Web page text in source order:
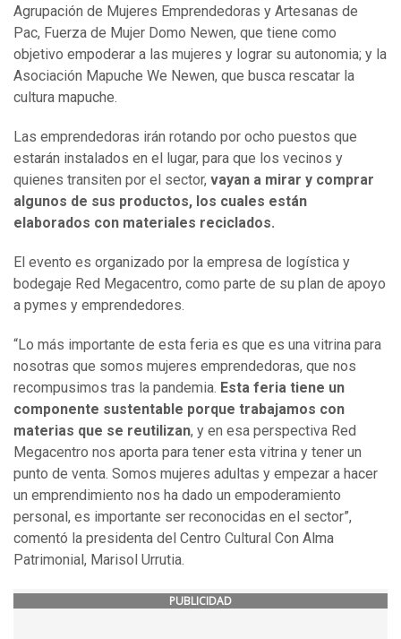
Agrupación de Mujeres Emprendedoras y Artesanas de
Pac, Fuerza de Mujer Domo Newen, que tiene como
objetivo empoderar a las mujeres y lograr su autonomia; y la
Asociación Mapuche We Newen, que busca rescatar la
cultura mapuche.
Las emprendedoras irán rotando por ocho puestos que
estarán instalados en el lugar, para que los vecinos y
quienes transiten por el sector, vayan a mirar y comprar
algunos de sus productos, los cuales están
elaborados con materiales reciclados.
El evento es organizado por la empresa de logística y
bodegaje Red Megacentro, como parte de su plan de apoyo
a pymes y emprendedores.
“Lo más importante de esta feria es que es una vitrina para
nosotras que somos mujeres emprendedoras, que nos
recompusimos tras la pandemia. Esta feria tiene un
componente sustentable porque trabajamos con
materias que se reutilizan, y en esa perspectiva Red
Megacentro nos aporta para tener esta vitrina y tener un
punto de venta. Somos mujeres adultas y empezar a hacer
un emprendimiento nos ha dado un empoderamiento
personal, es importante ser reconocidas en el sector”,
comentó la presidenta del Centro Cultural Con Alma
Patrimonial, Marisol Urrutia.
PUBLICIDAD